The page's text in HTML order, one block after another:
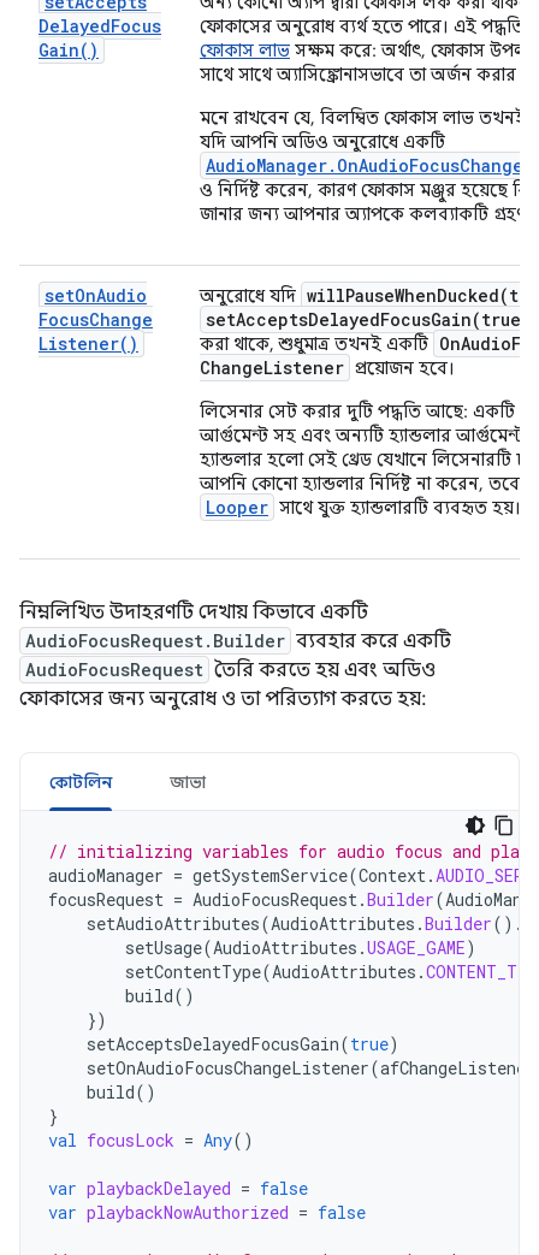
DelayedFocus
Gain( )
ফোকাসের অনুরোধ ব্যর্থ হতে পারে। এই
ফোকাস লাভ সক্ষম করে: অর্থাৎ, ফোকাস
সাথে সাথে অ্যাসিঙ্ক্রোনাসভাবে তা অর্জন করার
মনে রাখবেন যে, বিলম্বিত ফোকাস লাভ তখনই
যদি আপনি অডিও অনুরোধে একটি
ও নির্দিষ্ট করেন, কারণ ফোকাস মঞ্জুর হয়েছে
জানার জন্য আপনার অ্যাপকে কলব্যাকটি গ্রহণ
setOnAudio
FocusChange
Listener( )
অনুরোধে যদি willPauseWhenDucked(
setAcceptsDelayedFocusGain(true)
করা থাকে, শুধুমাত্র তখনই একটি OnAudio
ChangeListener প্রয়োজন হবে।
লিসেনার সেট করার দুটি পদ্ধতি আছে: একটি
আর্গুমেন্ট সহ এবং অন্যটি হ্যান্ডলার আর্গুমেন্ট
হ্যান্ডলার হলো সেই থ্রেড যেখানে লিসেনারটি
আপনি কোনো হ্যান্ডলার নির্দিষ্ট না করেন, তবে
Looper সাথে যুক্ত হ্যান্ডলারটি ব্যবহৃত হয়।
নিম্নলিখিত উদাহরণটি দেখায় কিভাবে একটি
AudioFocusRequest.Builder ব্যবহার করে একটি
AudioFocusRequest তৈরি করতে হয় এবং অডিও
ফোকাসের জন্য অনুরোধ ও তা পরিত্যাগ করতে হয়:
কোটলিন জাভা
// initializing variables for audio focus and
audioManager = getSystemService(Context.
focusRequest = AudioFocusRequest.Builder(
setAudioAttributes(AudioAttributes .Builder().
setUsage(AudioAttributes .USAGE_GAME)
setContentType(AudioAttributes .
build()
})
setAcceptsDelayedFocusGain(true)
setOnAudioFocusChangeListener(afChangeListener
build()
}
val focusLock = Any()
var playbackDelayed = false
var playbackNowAuthorized = false